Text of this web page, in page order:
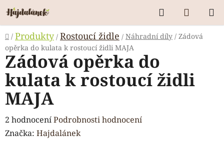
Přejít
na
obsah
Hledat
KOŠÍK
Domů
/ Produkty / Rostoucí židle / Náhradní díly / Zádová
opěrka do kulata k rostoucí židli MAJA
Zádová opěrka do
kulata k rostoucí židli
MAJA
Průměrné
hodnocení
2 hodnoceníPodrobnosti hodnocení
Značka: Hajdalánek